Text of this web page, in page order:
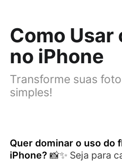
Como Usar
no iPhone
Transforme suas
simples!
Quer dominar o uso do
iPhone? 📸✨ Seja para